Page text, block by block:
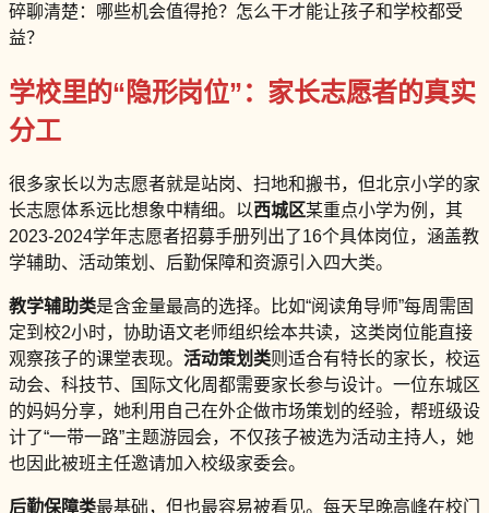
碎聊清楚：哪些机会值得抢？怎么干才能让孩子和学校都受
益？
学校里的“隐形岗位”：家长志愿者的真实
分工
很多家长以为志愿者就是站岗、扫地和搬书，但北京小学的家
长志愿体系远比想象中精细。以西城区某重点小学为例，其
2023-2024学年志愿者招募手册列出了16个具体岗位，涵盖教
学辅助、活动策划、后勤保障和资源引入四大类。
教学辅助类是含金量最高的选择。比如“阅读角导师”每周需固
定到校2小时，协助语文老师组织绘本共读，这类岗位能直接
观察孩子的课堂表现。 活动策划类则适合有特长的家长，校运
动会、科技节、国际文化周都需要家长参与设计。一位东城区
的妈妈分享，她利用自己在外企做市场策划的经验，帮班级设
计了“一带一路”主题游园会，不仅孩子被选为活动主持人，她
也因此被班主任邀请加入校级家委会。
后勤保障类最基础，但也最容易被看见。每天早晚高峰在校门